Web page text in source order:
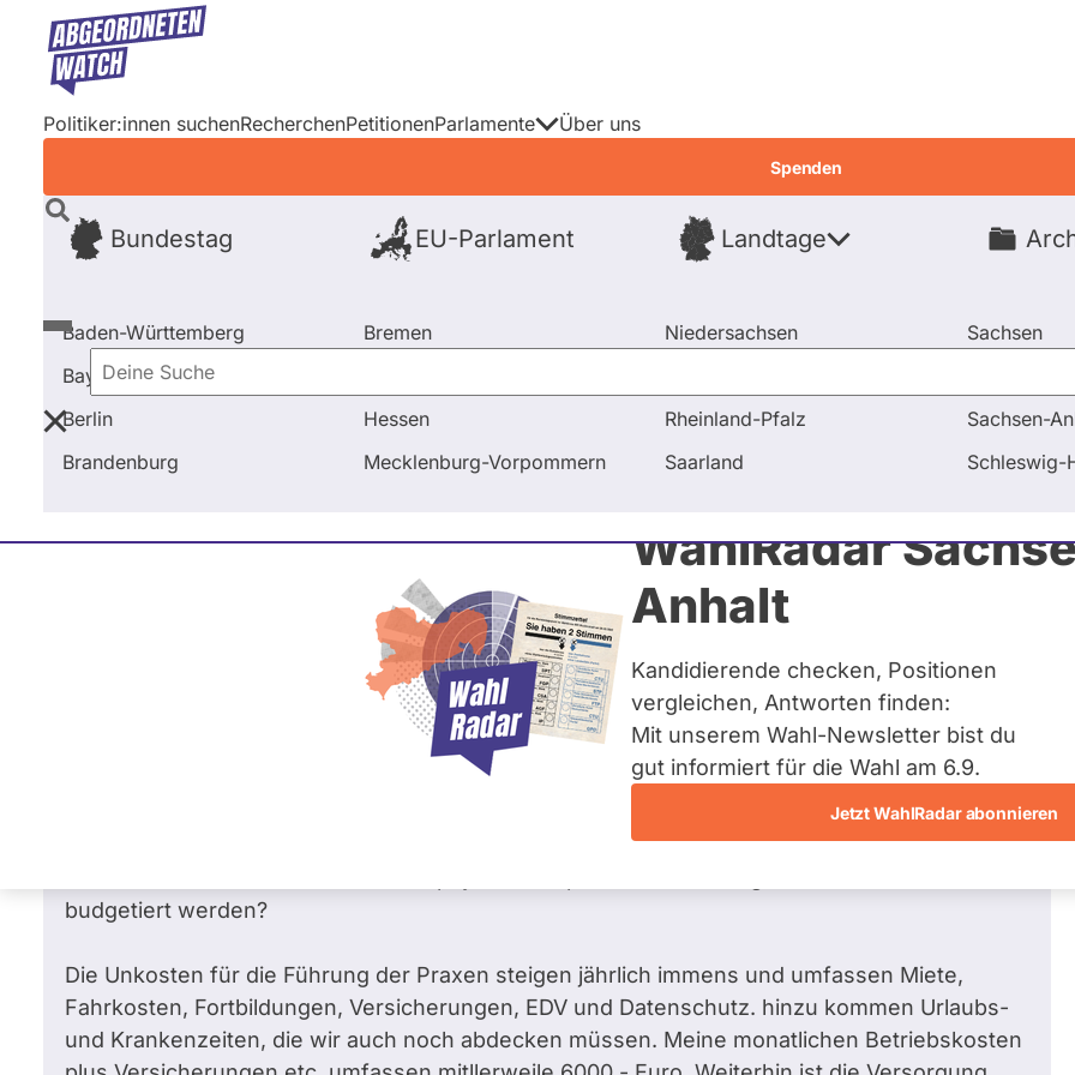
Direkt
Inhalt
Politiker:innen suchenRecherchenPetitionenParlamente
Bundestag EU-Parlament Landtage
Baden-Württemberg
Bayern
Berlin
Brandenburg
Bremen
Hessen
Mecklenburg-Vorpommern
Niedersachsen
Rheinland-Pfalz
Saarland
Sachsen
Sachsen-
Schleswig-
Über uns
Spenden
Deine
Suche
WahlRadar
Anhalt
Kandidierende checken, Positionen
vergleichen, Antworten finden:
Mit unserem Wahl-Newsletter bist du
gut informiert für die Wahl am 6.9.
Jetzt WahlRadar abonnieren
Startseite Frage stellen Claudia Moll Fragen und Antworten Was werden Sie tun, damit durch die
Claudia Moll
Fragen beantwortet
Zum
Was werden Sie tun, damit durch die geplante Budgetierung psychotherapeutischer
Leistungen kein Praxissterben stattfindet und die Versorgung psychisch Kranker
Sehr geehrte Frau Moll, wie sollen wir unsere psychotherapeutischen Praxen noch
budgetiert werden?
Die Unkosten für die Führung der Praxen steigen jährlich immens und umfassen Miete,
Fahrkosten, Fortbildungen, Versicherungen, EDV und Datenschutz. hinzu kommen Urlaubs-
und Krankenzeiten, die wir auch noch abdecken müssen. Meine monatlichen Betriebskosten